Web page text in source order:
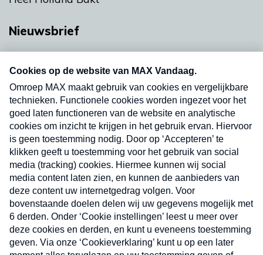
Nieuwsbrief
nieuwsbrief. Elke vrijdag- en dinsdagochtend in
uw mailbox.
Verzend
Nieuwsbrief
Neem hier een gratis abonnement op onze